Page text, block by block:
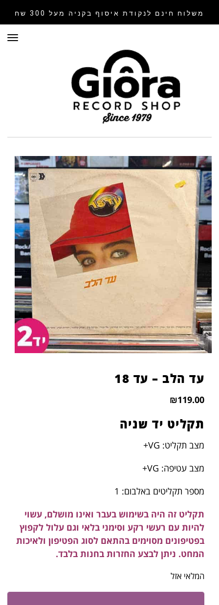
משלוח חינם לנקודת איסוף בקניה מעל 300 שח
עד הלב – עד 18
₪119.00
תקליט יד שניה
מצב תקליט: VG+
מצב עטיפה: VG+
מספר תקליטים באלבום: 1
תקליט זה היה בשימוש בעבר ואינו מושלם, עשוי
להיות עם רעשי רקע וסימני בלאי וגם עלול לקפוץ
בפטיפונים מסוימים בהתאם לסוג הפטיפון ולאיכות
המחט. ניתן לבצע החזרות בחנות בלבד.
המלאי אזל